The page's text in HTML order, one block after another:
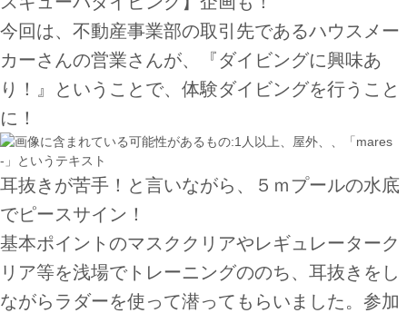
今回は、不動産事業部の取引先であるハウスメー
カーさんの営業さんが、『ダイビングに興味あ
り！』ということで、体験ダイビングを行うこと
に！
耳抜きが苦手！と言いながら、５ｍプールの水底
でピースサイン！
基本ポイントのマスククリアやレギュレーターク
リア等を浅場でトレーニングののち、耳抜きをし
ながらラダーを使って潜ってもらいました。参加